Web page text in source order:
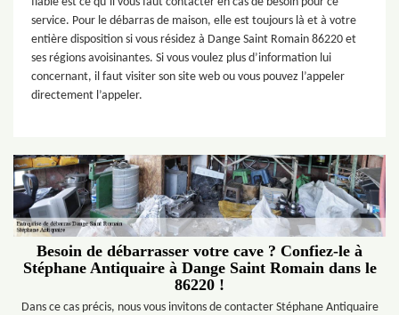
service. Pour le débarras de maison, elle est toujours là et à votre
entière disposition si vous résidez à Dange Saint Romain 86220 et
ses régions avoisinantes. Si vous voulez plus d’information lui
concernant, il faut visiter son site web ou vous pouvez l’appeler
directement l’appeler.
Besoin de débarrasser votre cave ? Confiez-le à
Stéphane Antiquaire à Dange Saint Romain dans le
86220 !
Dans ce cas précis, nous vous invitons de contacter Stéphane Antiquaire